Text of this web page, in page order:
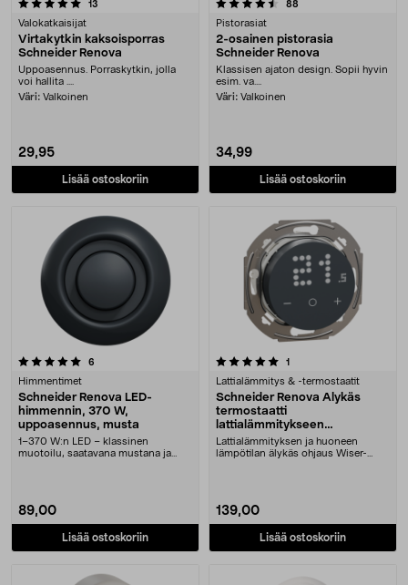
13
Valokatkaisijat
Virtakytkin kaksoisporras
Schneider Renova
Uppoasennus. Porraskytkin, jolla
voi hallita ....
Väri: Valkoinen
29,95
Lisää ostoskoriin
88
Pistorasiat
2-osainen pistorasia
Schneider Renova
Klassisen ajaton design. Sopii hyvin
esim. va....
Väri: Valkoinen
34,99
Lisää ostoskoriin
6
Himmentimet
Schneider Renova LED-
himmennin, 370 W,
uppoasennus, musta
1–370 W:n LED – klassinen
muotoilu, saatavana mustana ja
89,00
Lisää ostoskoriin
5.0 viidestä tähdestä 1
Lattialämmitys & -termostaatit
Schneider Renova Älykäs
termostaatti
lattialämmitykseen
WDE011682, musta
Lattialämmityksen ja huoneen
lämpötilan älykäs ohjaus Wiser-
139,00
Lisää ostoskoriin